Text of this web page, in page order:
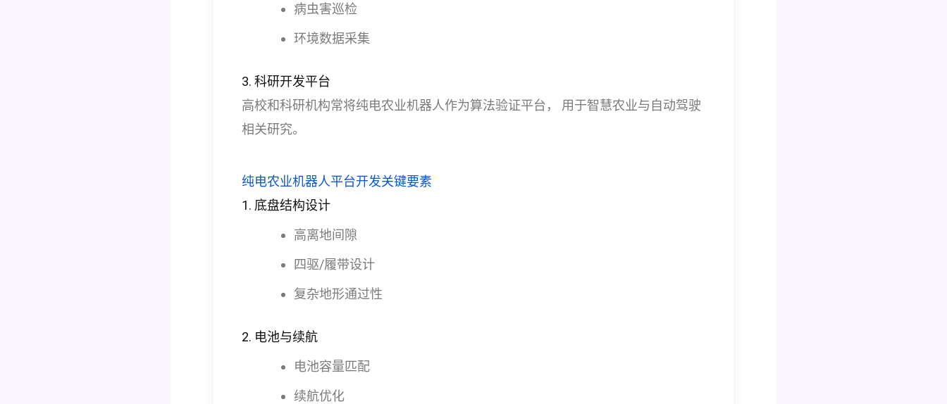
病虫害巡检
环境数据采集
3. 科研开发平台
高校和科研机构常将纯电农业机器人作为算法验证平台， 用于智慧农业与自动驾驶
相关研究。
纯电农业机器人平台开发关键要素
1. 底盘结构设计
高离地间隙
四驱/履带设计
复杂地形通过性
2. 电池与续航
电池容量匹配
续航优化